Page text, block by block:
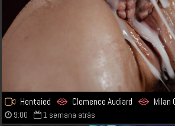
Hentaied Clemence Audiard Milan
9:00 1 semana atrás